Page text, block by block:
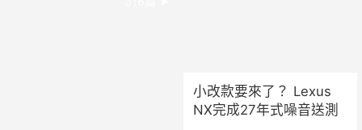
小改款要來了？ Lexus
NX完成27年式噪音送測